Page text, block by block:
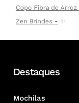
Copo Fibra de Arroz
Zen Brindes
✨
Destaques
Mochilas